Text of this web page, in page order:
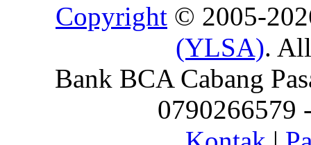
Copyright © 2005-
(YLSA).
Bank BCA Cabang
0790266579